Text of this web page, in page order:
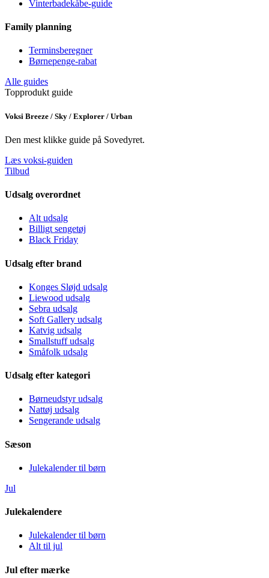
Vinterbadekåbe-guide
Family planning
Terminsberegner
Børnepenge-rabat
Alle guides
Topprodukt guide
Voksi Breeze / Sky / Explorer / Urban
Den mest klikke guide på Sovedyret.
Læs voksi-guiden
Tilbud
Udsalg overordnet
Alt udsalg
Billigt sengetøj
Black Friday
Udsalg efter brand
Konges Sløjd udsalg
Liewood udsalg
Sebra udsalg
Soft Gallery udsalg
Katvig udsalg
Smallstuff udsalg
Småfolk udsalg
Udsalg efter kategori
Børneudstyr udsalg
Nattøj udsalg
Sengerande udsalg
Sæson
Julekalender til børn
Jul
Julekalendere
Julekalender til børn
Alt til jul
Jul efter mærke